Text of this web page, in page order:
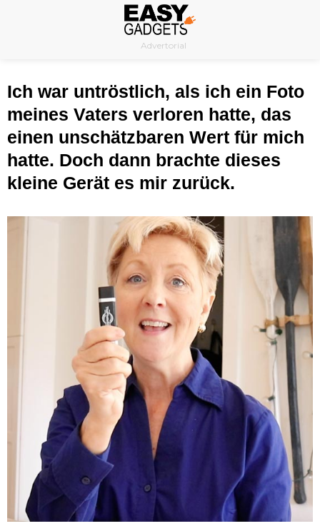
Advertorial
Ich war untröstlich, als ich ein Foto
meines Vaters verloren hatte, das
einen unschätzbaren Wert für mich
hatte. Doch dann brachte dieses
kleine Gerät es mir zurück.